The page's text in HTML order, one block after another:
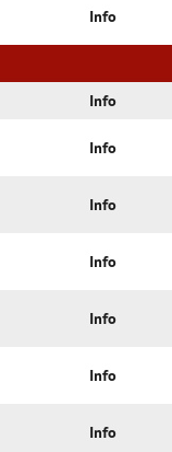
Info
Info
Info
Info
Info
Info
Info
Info